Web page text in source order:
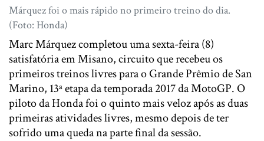
Márquez foi o mais rápido no primeiro treino do dia.
(Foto: Honda)
Marc Márquez completou uma sexta-feira (8)
satisfatória em Misano, circuito que recebeu os
primeiros treinos livres para o Grande Prêmio de San
Marino, 13ª etapa da temporada 2017 da MotoGP. O
piloto da Honda foi o quinto mais veloz após as duas
primeiras atividades livres, mesmo depois de ter
sofrido uma queda na parte final da sessão.